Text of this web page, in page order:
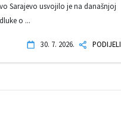
Sarajevo usvojilo je na današnjoj
o ...
30. 7. 2026. PODIJELI